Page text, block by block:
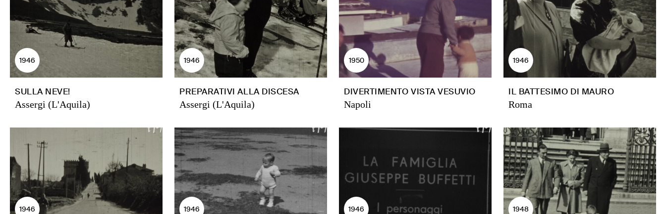
1946
SULLA NEVE!
Assergi (L'Aquila)
1946
PREPARATIVI ALLA DISCESA
Assergi (L'Aquila)
1950
DIVERTIMENTO VISTA VESUVIO
Napoli
1946
IL BATTESIMO DI MAURO
Roma
1946 1946 1946 1948